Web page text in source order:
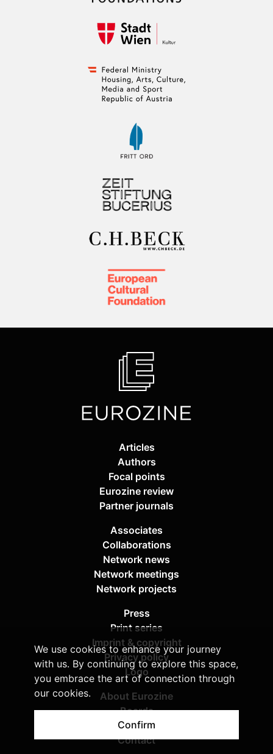
We use cookies to enhance your journey
with us. By continuing to explore this space,
you embrace the art of connection through
our cookies.
Confirm
Articles
Authors
Focal points
Eurozine review
Partner journals
Associates
Collaborations
Network news
Network meetings
Network projects
Press
Print series
Imprint & copyright
Privacy policy
Logo
About Eurozine
Boards
Sponsors
Contact